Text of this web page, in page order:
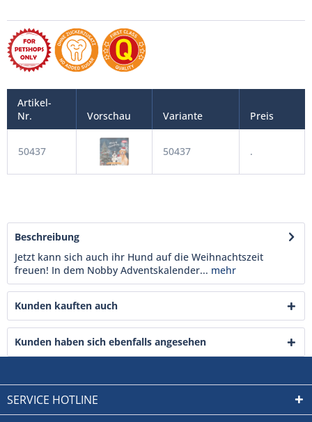
Artikel-
Nr.
Vorschau Variante Preis
50437 50437 .
Beschreibung
Jetzt kann sich auch ihr Hund auf die Weihnachtszeit
freuen! In dem Nobby Adventskalender... mehr
Kunden kauften auch
Kunden haben sich ebenfalls angesehen
SERVICE HOTLINE